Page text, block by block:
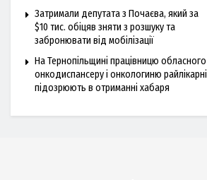
Затримали депутата з Почаєва, який за
$10 тис. обіцяв зняти з розшуку та
забронювати від мобілізації
На Тернопільщині працівницю обласного
онкодиспансеру і онкологиню райлікарні
підозрюють в отриманні хабаря